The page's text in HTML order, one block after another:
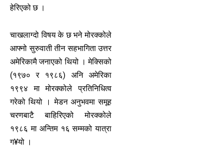
हेरिएको छ ।
चाखलाग्दो विषय के छ भने मोरक्कोले
आफ्नो सुरुवाती तीन सहभागिता उत्तर
अमेरिकामै जनाएको थियो । मेक्सिको
(१९७० र १९८६) अनि अमेरिका
१९९४ मा मोरक्कोले प्रतिनिधित्व
गरेको थियो । मेडन अनुभवमा समूह
चरणबाटै बाहिरिएको मोरक्कोले
१९८६ मा अन्तिम १६ सम्मको यात्रा
ग¥यो ।